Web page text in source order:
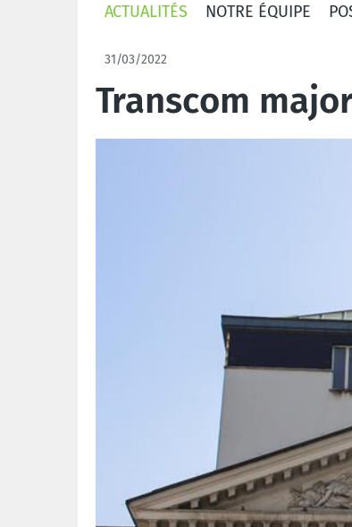
ACTUALITÉS NOTRE ÉQUIPE
31/03/2022
Transcom